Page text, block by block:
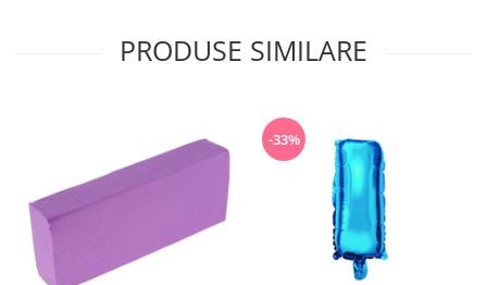
PRODUSE SIMILARE
-33%